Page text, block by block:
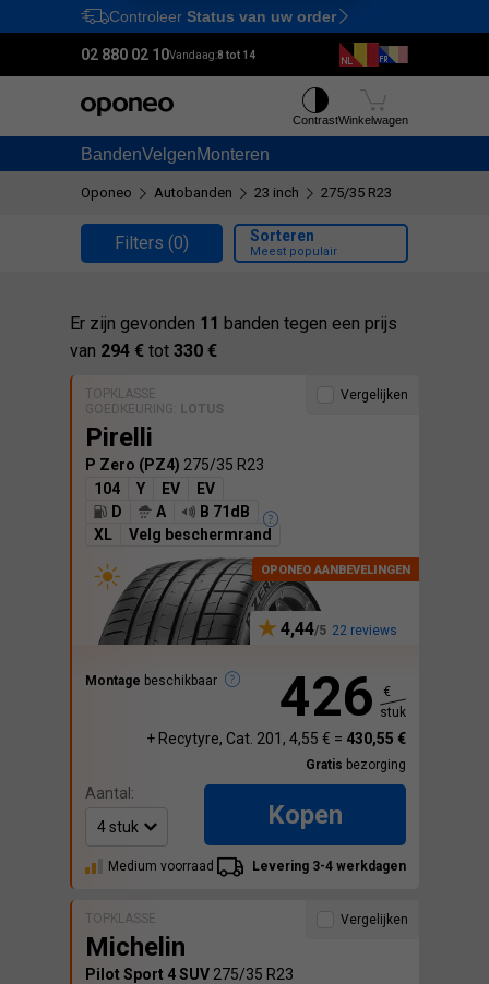
Ctrl M
Controleer Status van uw order
02 880 02 10Vandaag:8 tot 14
BandenVelgenMonteren
ContrastWinkelwagen
Oponeo Autobanden 23 inch 275/35 R23
Filters (0)
Er zijn gevonden 11 banden tegen een prijs
van 294 € tot 330 €
Sorteren
Meest populair
TOPKLASSE
GOEDKEURING:
LOTUS
Pirelli
P Zero (PZ4) 275/35 R23
104
Y EV
EV
D
A
B 71dB
XL
Velg beschermrand
4,44 22 reviews
Montage beschikbaar
Vergelijken
426
€
stuk
+ Recytyre, Cat. 201, 4,55 € = 430,55 €
Gratis bezorging
Aantal:
Kopen
Medium voorraad Levering 3-4 werkdagen
TOPKLASSE
Michelin
Pilot Sport 4 SUV 275/35 R23
Vergelijken